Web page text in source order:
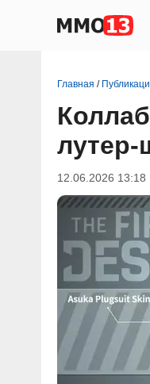
Главная /
лутер-
12.06.2026 13:18